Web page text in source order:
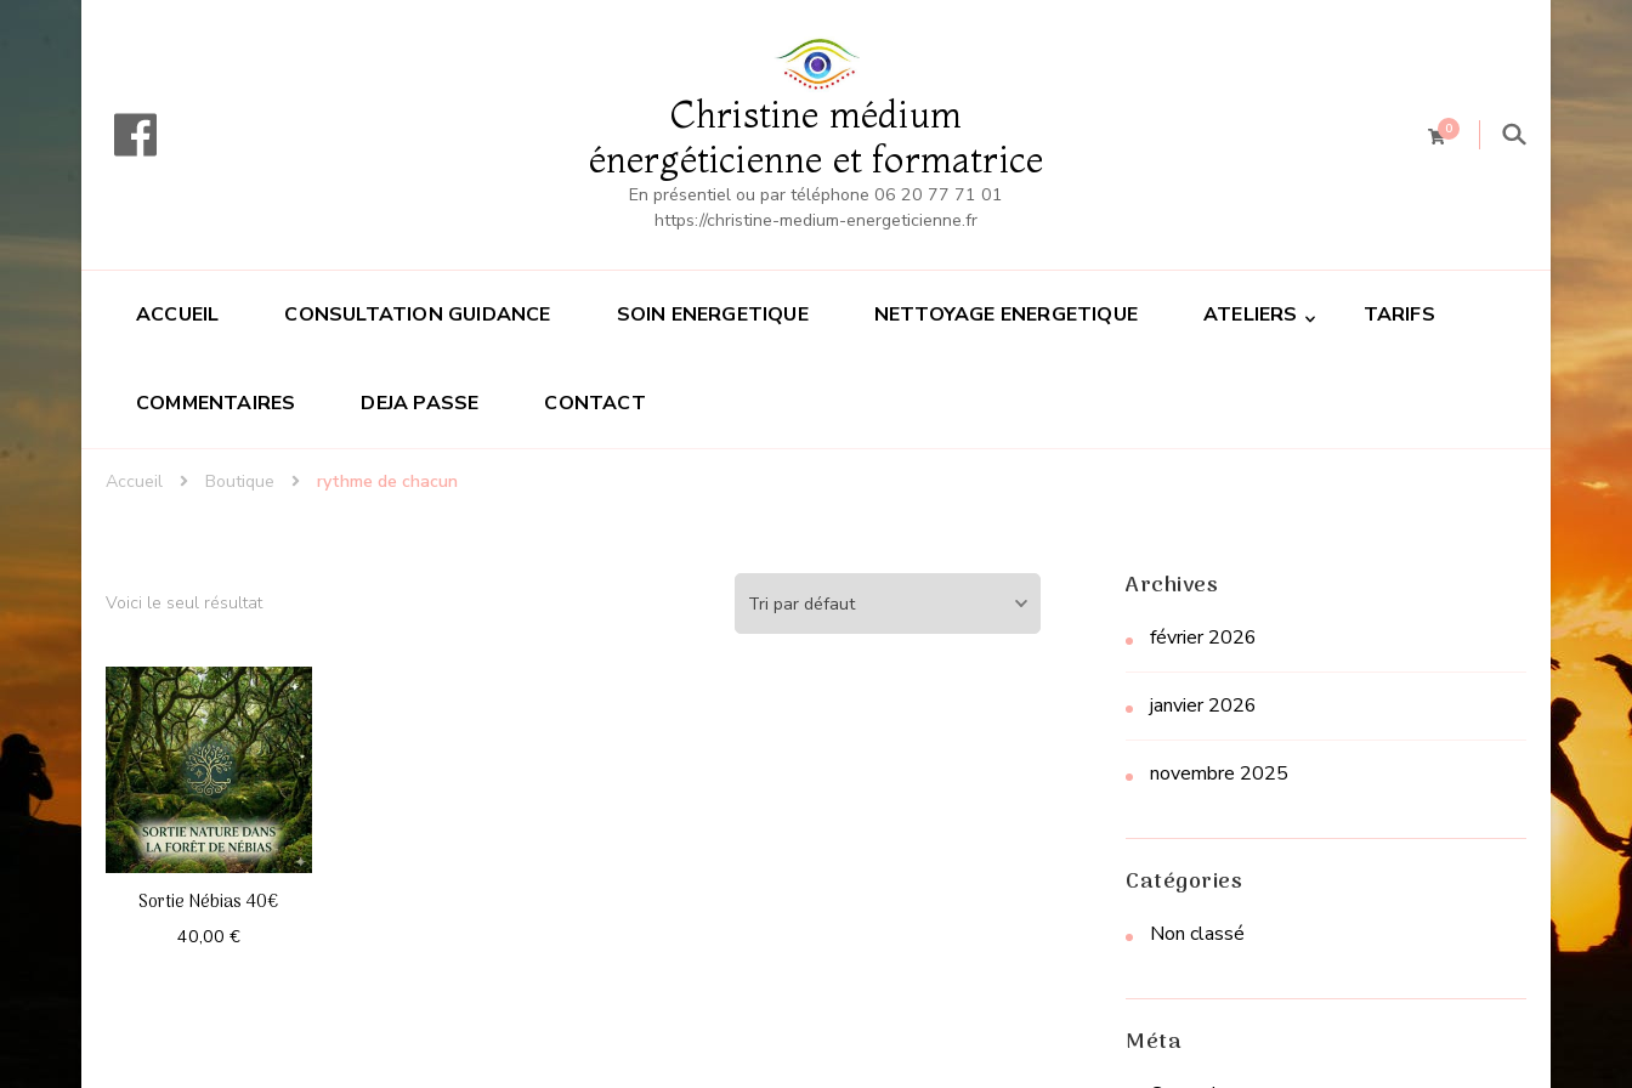
Christine médium
énergéticienne et formatrice
En présentiel ou par téléphone 06 20 77 71 01
https://christine-medium-energeticienne.fr
0
ACCUEIL CONSULTATION GUIDANCE SOIN ENERGETIQUE NETTOYAGE ENERGETIQUE ATELIERS TARIFS
COMMENTAIRES DEJA PASSE CONTACT
Accueil Boutique rythme de chacun
Voici le seul résultat
Sortie Nébias 40€
40,00 €
Archives
février 2026
janvier 2026
novembre 2025
Catégories
Non classé
Méta